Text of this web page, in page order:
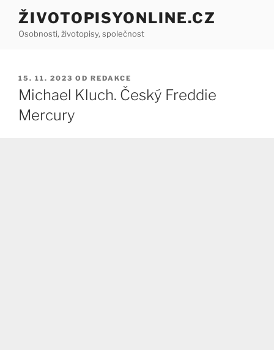
Přejít
obsahu
ŽIVOTOPISYONLINE.CZ
Osobnosti, životopisy, společnost
PUBLIKOVÁNO
15. 11. 2023 OD REDAKCE
Michael Kluch. Český Freddie
Mercury